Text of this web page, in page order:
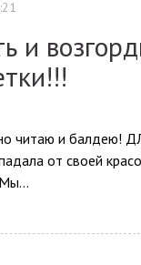
и
читаю и
от своей